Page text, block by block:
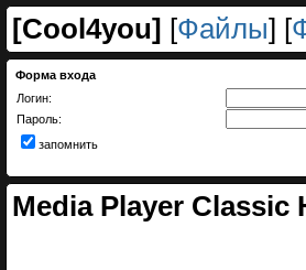
[Cool4you] [Файлы] [
Форма входа
Логин:
Пароль:
запомнить
Media Player Classic